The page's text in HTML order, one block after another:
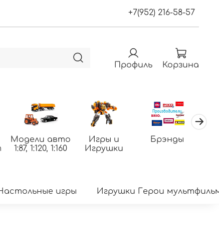
+7(952) 216-58-57
Профиль Корзина
Модели авто
1:87, 1:120, 1:160
Игры и
Игрушки
Брэнды
игры Игрушки Герои